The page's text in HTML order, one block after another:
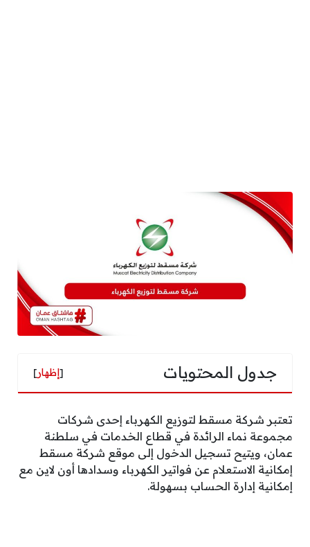
جدول المحتويات [إظهار]
تعتبر شركة مسقط لتوزيع الكهرباء إحدى شركات
مجموعة نماء الرائدة في قطاع الخدمات في سلطنة
عمان، ويتيح تسجيل الدخول إلى موقع شركة مسقط
إمكانية الاستعلام عن فواتير الكهرباء وسدادها أون لاين مع
إمكانية إدارة الحساب بسهولة.